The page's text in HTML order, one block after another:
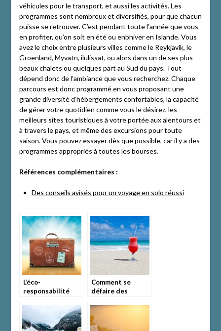
véhicules pour le transport, et aussi les activités. Les
programmes sont nombreux et diversifiés, pour que chacun
puisse se retrouver. C’est pendant toute l’année que vous
en profiter, qu’on soit en été ou enbhiver en Islande. Vous
avez le choix entre plusieurs villes comme le Reykjavik, le
Groenland, Myvatn, ilulissat, ou alors dans un de ses plus
beaux chalets ou quelques part au Sud du pays. Tout
dépend donc de l’ambiance que vous recherchez. Chaque
parcours est donc programmé en vous proposant une
grande diversité d’hébergements confortables, la capacité
de gérer votre quotidien comme vous le désirez, les
meilleurs sites touristiques à votre portée aux alentours et
à travers le pays, et même des excursions pour toute
saison. Vous pouvez essayer dès que possible, car il y a des
programmes appropriés à toutes les bourses.
Références complémentaires :
Des conseils avisés pour un voyage en solo réussi
L’éco-
responsabilité
Comment se
défaire des
organisations
strictes de
voyage?